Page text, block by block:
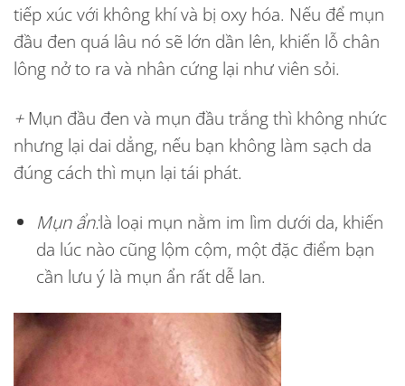
tiếp xúc với không khí và bị oxy hóa. Nếu để mụn
đầu đen quá lâu nó sẽ lớn dần lên, khiến lỗ chân
lông nở to ra và nhân cứng lại như viên sỏi.
+ Mụn đầu đen và mụn đầu trắng thì không nhức
nhưng lại dai dẳng, nếu bạn không làm sạch da
đúng cách thì mụn lại tái phát.
Mụn ẩn:là loại mụn nằm im lìm dưới da, khiến
da lúc nào cũng lộm cộm, một đặc điểm bạn
cần lưu ý là mụn ẩn rất dễ lan.